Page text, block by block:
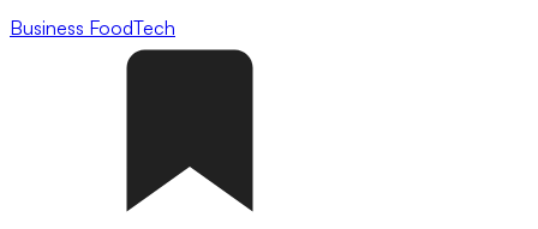
Business FoodTech